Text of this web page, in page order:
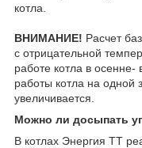
котла.
ВНИМАНИЕ! Расчет
с отрицательной
работе котла в осенне-
работы котла на одной
увеличивается.
Можно ли досыпать
В котлах Энергия ТТ